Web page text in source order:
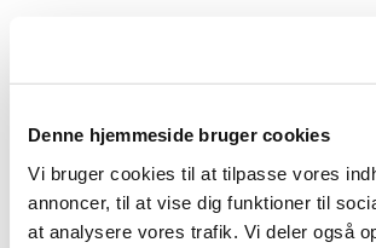
Denne hjemmeside bruger cookies
Vi bruger cookies til at tilpasse vores
annoncer, til at vise dig funktioner til
at analysere vores trafik. Vi deler også